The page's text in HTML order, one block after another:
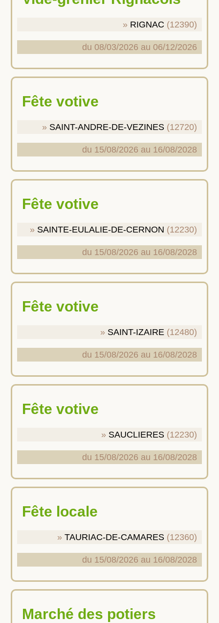
RIGNAC (12390)
du 08/03/2026 au 06/12/2026
Fête votive
SAINT-ANDRE-DE-VEZINES (12720)
du 15/08/2026 au 16/08/2028
Fête votive
SAINTE-EULALIE-DE-CERNON (12230)
du 15/08/2026 au 16/08/2028
Fête votive
SAINT-IZAIRE (12480)
du 15/08/2026 au 16/08/2028
Fête votive
SAUCLIERES (12230)
du 15/08/2026 au 16/08/2028
Fête locale
TAURIAC-DE-CAMARES (12360)
du 15/08/2026 au 16/08/2028
Marché des potiers